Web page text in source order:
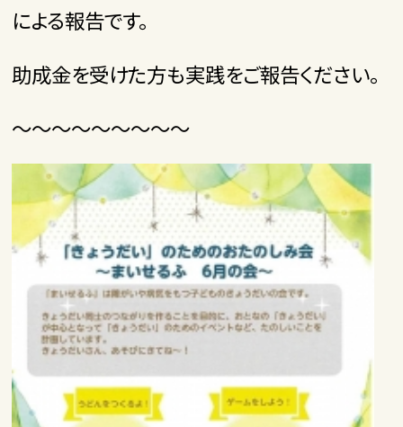
による報告です。
助成金を受けた方も実践をご報告ください。
～～～～～～～～～